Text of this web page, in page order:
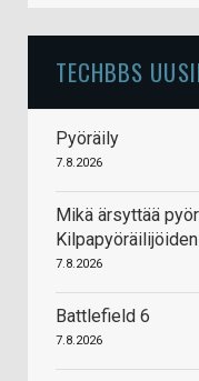
TECHBBS
Pyöräily
7.8.2026
Mikä ärsyttää
7.8.2026
Battlefield 6
7.8.2026